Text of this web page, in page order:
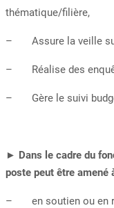
thématique/filière,
– Assure la veille
– Réalise des
– Gère le suivi
► Dans le cadre du
poste peut être amené
– en soutien ou en